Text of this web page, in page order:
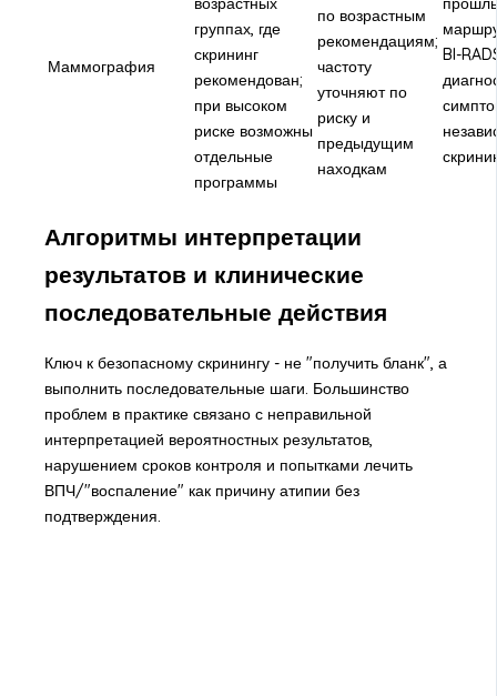
Маммография
группах, где
скрининг
рекомендован;
при высоком
риске возможны
отдельные
программы
по возрастным
рекомендациям;
частоту
уточняют по
риску и
предыдущим
находкам
BI-
Алгоритмы интерпретации
результатов и клинические
последовательные действия
Ключ к безопасному скринингу - не "получить бланк", а
выполнить последовательные шаги. Большинство
проблем в практике связано с неправильной
интерпретацией вероятностных результатов,
нарушением сроков контроля и попытками лечить
ВПЧ/"воспаление" как причину атипии без
подтверждения.